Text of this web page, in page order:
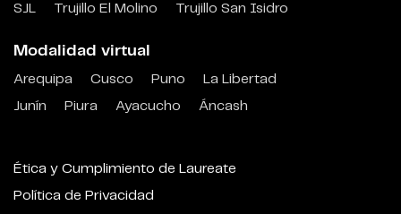
SJL
Trujillo El Molino Trujillo San Isidro
Modalidad virtual
Arequipa Cusco Puno
La Libertad
Junín
Piura Ayacucho Áncash
Ética y Cumplimiento de Laureate
Política de Privacidad